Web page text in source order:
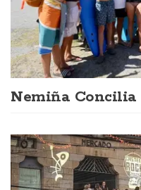
Nemiña Concilia